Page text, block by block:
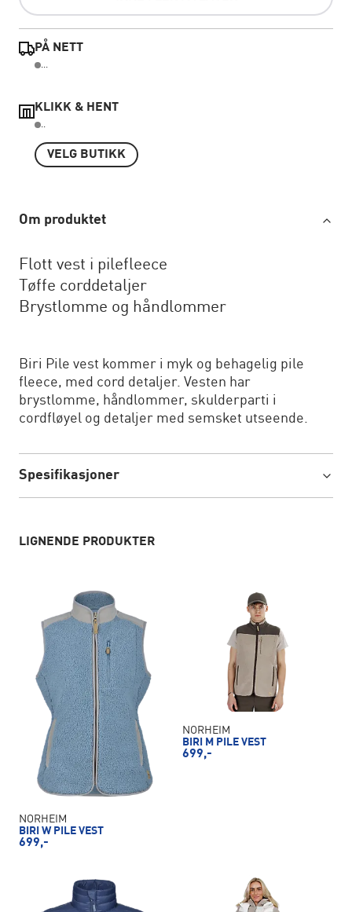
PÅ NETT
...
KLIKK & HENT
..
VELG BUTIKK
Om produktet
Flott vest i pilefleece
Tøffe corddetaljer
Brystlomme og håndlommer
Biri Pile vest kommer i myk og behagelig pile
fleece, med cord detaljer. Vesten har
brystlomme, håndlommer, skulderparti i
cordfløyel og detaljer med semsket utseende.
Spesifikasjoner
LIGNENDE PRODUKTER
NORHEIM
BIRI W PILE VEST
699,-
NORHEIM
BIRI M PILE VEST
699,-